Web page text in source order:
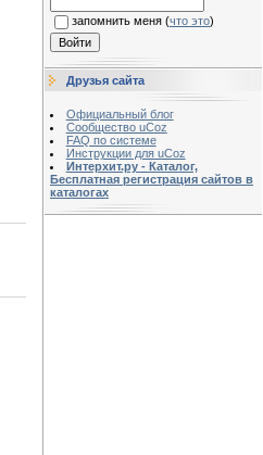
запомнить меня (что это)
Друзья сайта
Официальный блог
Сообщество uCoz
FAQ по системе
Инструкции для uCoz
Интерхит.ру - Каталог,
Бесплатная регистрация сайтов в
каталогах